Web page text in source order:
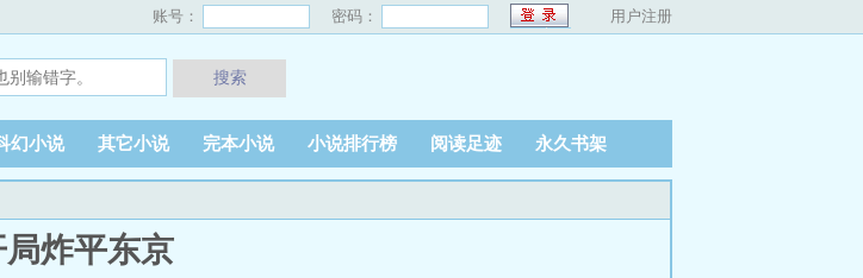
账号： 密码： 用户注册
搜索
幻小说 其它小说 完本小说 小说排行榜 阅读足迹 永久书架
炸平东京